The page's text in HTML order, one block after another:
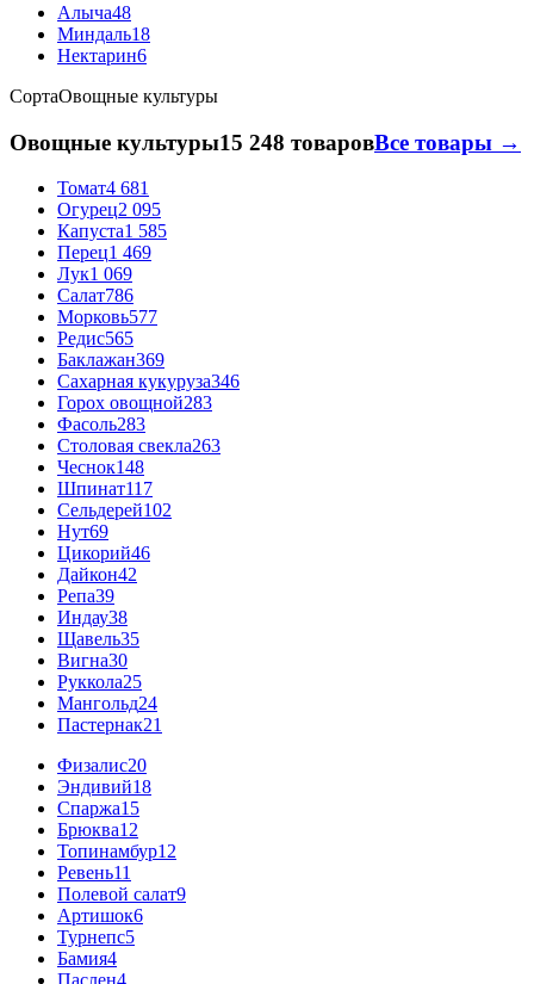
Алыча48
Миндаль18
Нектарин6
СортаОвощные культуры
Овощные культуры15 248 товаровВсе товары →
Томат4 681
Огурец2 095
Капуста1 585
Перец1 469
Лук1 069
Салат786
Морковь577
Редис565
Баклажан369
Сахарная кукуруза346
Горох овощной283
Фасоль283
Столовая свекла263
Чеснок148
Шпинат117
Сельдерей102
Нут69
Цикорий46
Дайкон42
Репа39
Индау38
Щавель35
Вигна30
Руккола25
Мангольд24
Пастернак21
Физалис20
Эндивий18
Спаржа15
Брюква12
Топинамбур12
Ревень11
Полевой салат9
Артишок6
Турнепс5
Бамия4